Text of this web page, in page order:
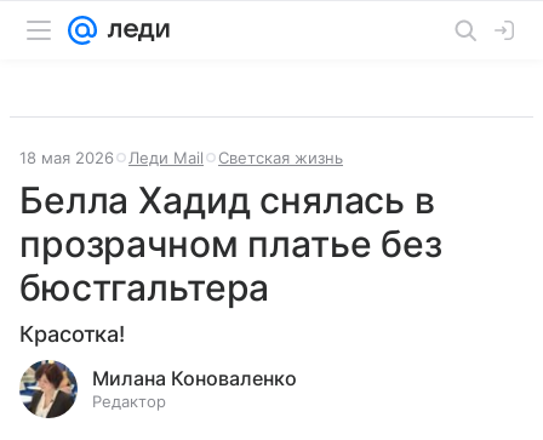
18 мая 2026 Леди Mail Светская жизнь
Белла Хадид снялась в
прозрачном платье без
бюстгальтера
Красотка!
Милана Коноваленко
Редактор